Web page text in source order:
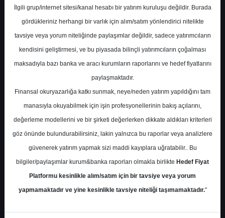
En Yüksek Tahmin
Ortalama Fiyat Tahmini 497,37 ₺
Ortalama Getiri Potansiyeli %28.77
Kurum Sayısı
20
14
Paralel
Get.
1
Üstü Get.
4
Yok
1
İlgili grup/internet sitesi/kanal hesabı bir yatırım kuruluşu değildir. Burada
gördükleriniz herhangi bir varlık için alım/satım yönlendirici nitelikte
tavsiye veya yorum niteliğinde paylaşımlar değildir, sadece yatırımcıların
kendisini geliştirmesi, ve bu piyasada bilinçli yatırımcıların çoğalması
maksadıyla bazı banka ve aracı kurumların raporlarını ve hedef fiyatlarını
paylaşmaktadır.
Finansal okuryazarlığa katkı sunmak, neye/neden yatırım yapıldığını tam
manasıyla okuyabilmek için işin profesyonellerinin bakış açılarını,
değerleme modellerini ve bir şirketi değerlerken dikkate aldıkları kriterleri
göz önünde bulundurabilirsiniz, lakin yalnızca bu raporlar veya analizlere
güvenerek yatırım yapmak sizi maddi kayıplara uğratabilir.. Bu
bilgiler/paylaşımlar kurum&banka raporları olmakla birlikte Hedef Fiyat
Platformu kesinlikle alım/satım için bir tavsiye veya yorum
yapmamaktadır ve yine kesinlikle tavsiye niteliği taşımamaktadır."